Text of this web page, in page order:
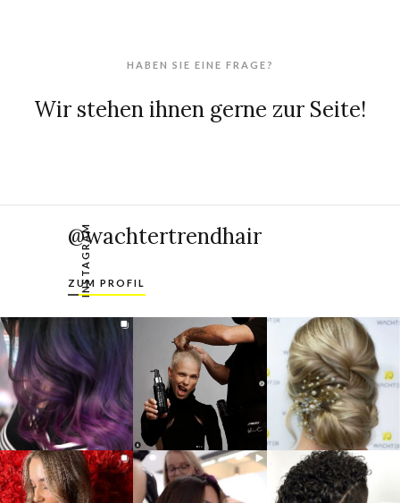
HABEN SIE EINE FRAGE?
Wir stehen ihnen gerne zur Seite!
@wachtertrendhair
ZUM PROFIL
INSTAGRAM